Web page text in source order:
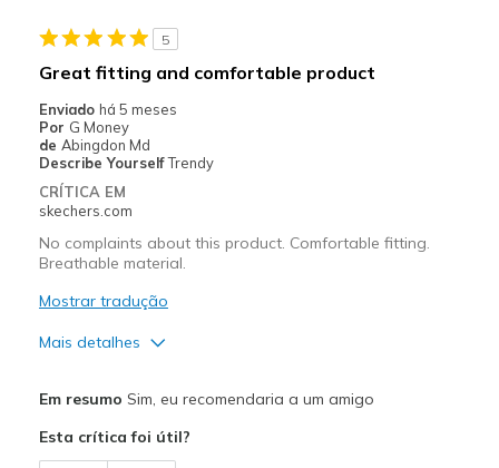
Melhores utilizações
Going Out
Travel
Sizing
Feels true to size
5
Great fitting and comfortable product
Enviado há 5 meses
Por G Money
de Abingdon Md
Describe YourselfTrendy
CRÍTICA EM
skechers.com
No complaints about this product. Comfortable fitting.
Breathable material.
Mostrar tradução
Mais detalhes
Comfortable
Em resumo Sim, eu recomendaria a um amigo
Esta crítica foi útil?